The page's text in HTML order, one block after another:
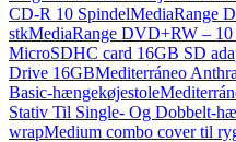
CD-R 10 SpindelMediaRange
stkMediaRange DVD+RW – 10
MicroSDHC card 16GB SD
Drive 16GBMediterráneo
Basic-hængekøjestole
Stativ Til Single- Og Dobbelt-
wrapMedium combo cover til